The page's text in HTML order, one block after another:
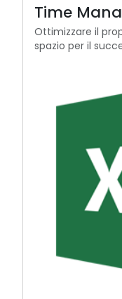
Time
Ottimizzare il
spazio per il